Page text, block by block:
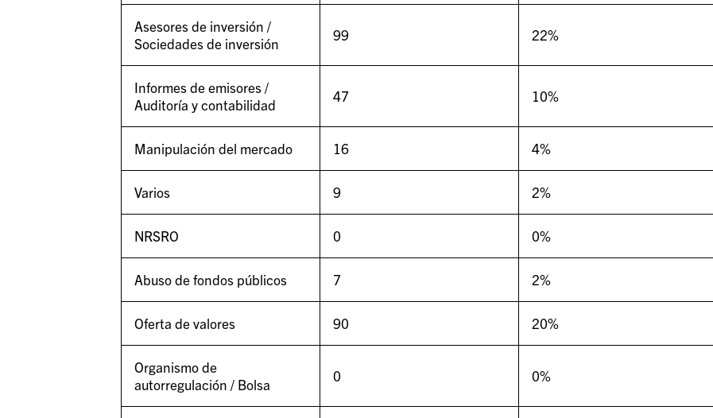
Asesores de inversión /
Sociedades de inversión
99 22%
Informes de emisores /
Auditoría y contabilidad
47 10%
Manipulación del mercado 16 4%
Varios 9 2%
NRSRO 0 0%
Abuso de fondos públicos 7 2%
Oferta de valores 90 20%
Organismo de
autorregulación / Bolsa
0 0%